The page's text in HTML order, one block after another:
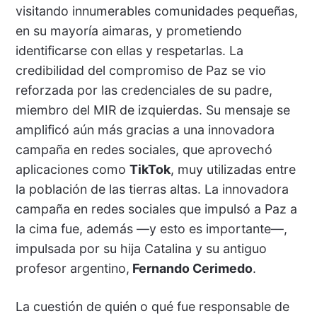
visitando innumerables comunidades pequeñas,
en su mayoría aimaras, y prometiendo
identificarse con ellas y respetarlas. La
credibilidad del compromiso de Paz se vio
reforzada por las credenciales de su padre,
miembro del MIR de izquierdas. Su mensaje se
amplificó aún más gracias a una innovadora
campaña en redes sociales, que aprovechó
aplicaciones como TikTok, muy utilizadas entre
la población de las tierras altas. La innovadora
campaña en redes sociales que impulsó a Paz a
la cima fue, además —y esto es importante—,
impulsada por su hija Catalina y su antiguo
profesor argentino, Fernando Cerimedo.
La cuestión de quién o qué fue responsable de